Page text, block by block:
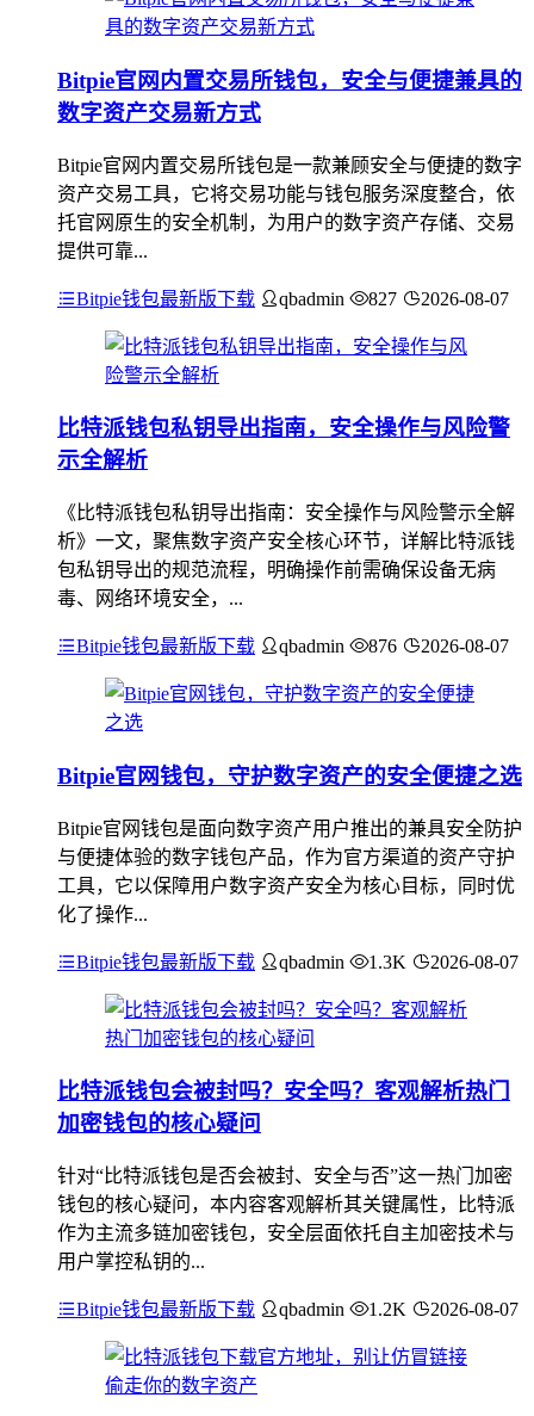
Bitpie官网内置交易所钱包，安全与便捷兼具的
数字资产交易新方式
Bitpie官网内置交易所钱包是一款兼顾安全与便捷的数字
资产交易工具，它将交易功能与钱包服务深度整合，依
托官网原生的安全机制，为用户的数字资产存储、交易
提供可靠...
Bitpie钱包最新版下载 qbadmin 827 2026-08-07
比特派钱包私钥导出指南，安全操作与风险警
示全解析
《比特派钱包私钥导出指南：安全操作与风险警示全解
析》一文，聚焦数字资产安全核心环节，详解比特派钱
包私钥导出的规范流程，明确操作前需确保设备无病
毒、网络环境安全，...
Bitpie钱包最新版下载 qbadmin 876 2026-08-07
Bitpie官网钱包，守护数字资产的安全便捷之选
Bitpie官网钱包是面向数字资产用户推出的兼具安全防护
与便捷体验的数字钱包产品，作为官方渠道的资产守护
工具，它以保障用户数字资产安全为核心目标，同时优
化了操作...
Bitpie钱包最新版下载 qbadmin 1.3K 2026-08-07
比特派钱包会被封吗？安全吗？客观解析热门
加密钱包的核心疑问
针对“比特派钱包是否会被封、安全与否”这一热门加密
钱包的核心疑问，本内容客观解析其关键属性，比特派
作为主流多链加密钱包，安全层面依托自主加密技术与
用户掌控私钥的...
Bitpie钱包最新版下载 qbadmin 1.2K 2026-08-07